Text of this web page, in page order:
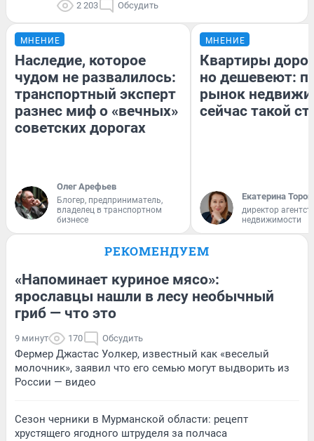
2 203 Обсудить
МНЕНИЕ
Наследие, которое
чудом не развалилось:
транспортный эксперт
разнес миф о «вечных»
советских дорогах
Олег Арефьев
Блогер, предприниматель,
владелец в транспортном
бизнесе
МНЕНИЕ
Квартиры
но дешевеют:
рынок
сейчас такой
Екатерина
директор
недвижимости
РЕКОМЕНДУЕМ
«Напоминает куриное мясо»:
ярославцы нашли в лесу необычный
гриб — что это
9 минут 170 Обсудить
Фермер Джастас Уолкер, известный как «веселый
молочник», заявил что его семью могут выдворить из
России — видео
Сезон черники в Мурманской области: рецепт
хрустящего ягодного штруделя за полчаса